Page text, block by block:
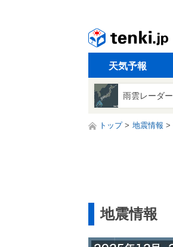
天気予報
雨雲レーダー
トップ 地震情報
地震情報